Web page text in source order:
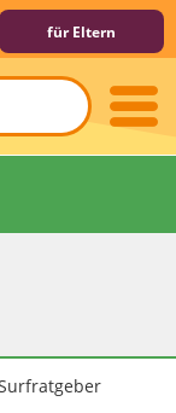
für Eltern